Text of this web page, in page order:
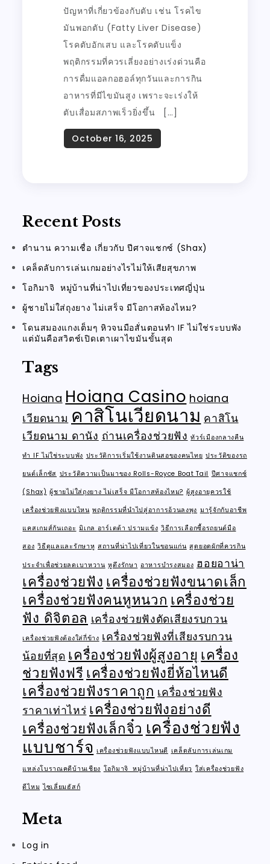
ปัญหาที่เกี่ยวข้องกับตับ เช่น โรคไข
มันพอกตับ (Fatty Liver Disease)
โรคตับอักเสบ และโรคตับแข็ง
พฤติกรรมที่ควรเลี่ยงอย่างเร่งด่วนคือ
การดื่มแอลกอฮอล์ทุกวันและการกิน
อาหารที่มีไขมันสูง เพราะจะเร่งให้
ตับเสื่อมสภาพเร็วยิ่งขึ้น […]
Recent Posts
ตำนาน ความเชื่อ เกี่ยวกับ ปีศาจแชกซ์ (Shax)
เคล็ดลับการเล่นเกมอย่างไรไม่ให้เสียสุขภาพ
โอกิมาจิ หมู่บ้านที่น่าไปเที่ยวของประเทศญี่ปุ่น
ผู้ชายไม่ใส่ถุงยาง ไม่เสร็จ มีโอกาสท้องไหม?
โดนสมองแกงเต็มๆ หิวจนมือสั่นตอนทำ IF ไม่ใช่ระบบพัง
แต่มันคือสวิตช์เปิดเตาเผาไขมันขั้นสุด
Tags
Hoiana Hoiana Casino hoiana
เวียดนาม คาสิโนเวียดนาม คาสิโน
เวียดนาม ดานัง ถ่านเครื่องช่วยฟัง ทัวร์เมืองกลางคืน
ทำ IF ไม่ใช่ระบบพัง ประวัติการเริ่มใช้งานดินสอของคนไทย ประวัติของรถ
ยนต์เล็กซัส ประวัติความเป็นมาของ Rolls-Royce Boat Tail ปีศาจแชกซ์
(Shax) ผู้ชายไม่ใส่ถุงยาง ไม่เสร็จ มีโอกาสท้องไหม? ผู้สูงอายุควรใช้
เครื่องช่วยฟังแบบไหน พฤติกรรมที่นำไปสู่อาการอ้วนลงพุง มารู้จักกับอาชีพ
แคสเกมส์กันเถอะ มิเกล อาร์เตต้า ปรามแข้ง วิธีการเลือกซื้อรถยนต์มือ
สอง วิธีดูแลและรักษาหู สถานที่น่าไปเที่ยวในขอนแก่น สุดยอดผักที่ควรกิน
ประจำเพื่อช่วยลดเบาหวาน หูตึงรักษา อาหารบำรุงสมอง ฮอยอาน่า
เครื่องช่วยฟัง เครื่องช่วยฟังขนาดเล็ก
เครื่องช่วยฟังคนหูหนวก เครื่องช่วย
ฟัง ดิจิตอล เครื่องช่วยฟังตัดเสียงรบกวน
เครื่องช่วยฟังต้องใส่กี่ข้าง เครื่องช่วยฟังที่เสียงรบกวน
น้อยที่สุด เครื่องช่วยฟังผู้สูงอายุ เครื่อง
ช่วยฟังฟรีเครื่องช่วยฟังยี่ห้อไหนดี
เครื่องช่วยฟังราคาถูก เครื่องช่วยฟัง
ราคาเท่าไหร่ เครื่องช่วยฟังอย่างดี
เครื่องช่วยฟังเล็กจิ๋ว เครื่องช่วยฟัง
แบบชาร์จ เครื่องช่วยฟังแบบไหนดี เคล็ดลับการเล่นเกม
แหล่งโบราณคดีบ้านเชียง โอกิมาจิ หมู่บ้านที่น่าไปเที่ยว ใส่เครื่องช่วยฟัง
ดีไหม ไซเลี่ยมฮัสก์
Meta
Log in